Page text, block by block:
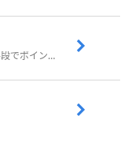
歩いたりアンケート回答など幅広い手段でポイントをゲット